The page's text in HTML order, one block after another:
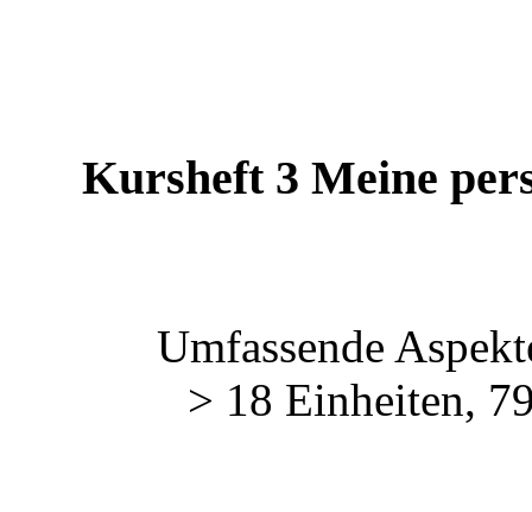
Kursheft 3 Meine
Umfassende
> 18 Einheiten,